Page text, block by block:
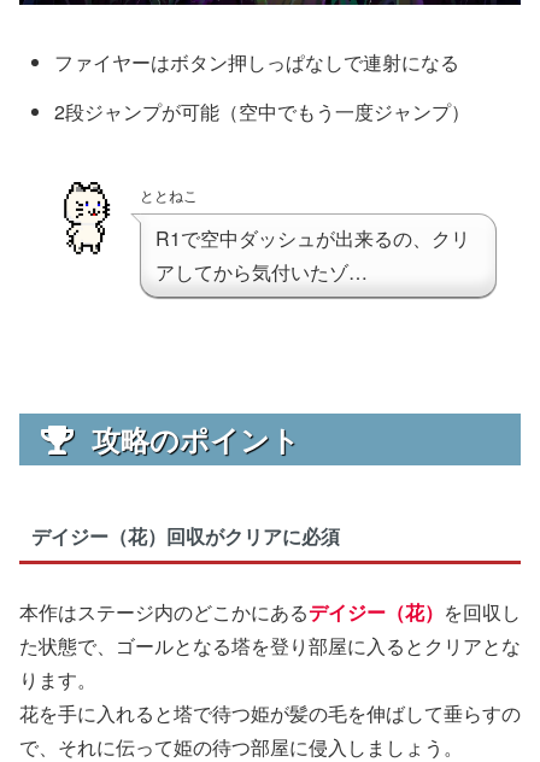
ファイヤーはボタン押しっぱなしで連射になる
2段ジャンプが可能（空中でもう一度ジャンプ）
ととねこ
R1で空中ダッシュが出来るの、クリ
アしてから気付いたゾ…
攻略のポイント
デイジー（花）回収がクリアに必須
本作はステージ内のどこかにあるデイジー（花） を回収し
た状態で、ゴールとなる塔を登り部屋に入るとクリアとな
ります。
花を手に入れると塔で待つ姫が髪の毛を伸ばして垂らすの
で、それに伝って姫の待つ部屋に侵入しましょう。